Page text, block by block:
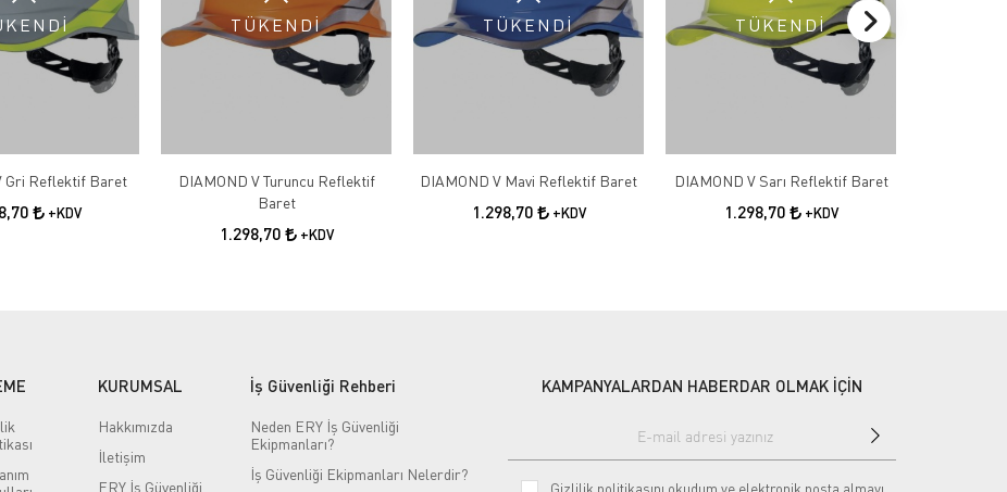
Gri Reflektif Baret
+KDV
TÜKENDİ
DIAMOND V Turuncu Reflektif
Baret
1.298,70 +KDV
TÜKENDİ
DIAMOND V Mavi Reflektif Baret
1.298,70 +KDV
TÜKENDİ
DIAMOND V Sarı Reflektif Baret
1.298,70 +KDV
KURUMSAL
Hakkımızda
İletişim
ERY İş Güvenliği
İş Güvenliği Rehberi
Neden ERY İş Güvenliği
Ekipmanları?
İş Güvenliği Ekipmanları Nelerdir?
KAMPANYALARDAN HABERDAR OLMAK İÇİN